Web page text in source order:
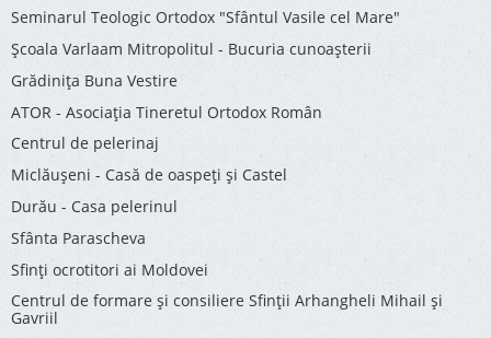
Seminarul Teologic Ortodox "Sfântul Vasile cel Mare"
Şcoala Varlaam Mitropolitul - Bucuria cunoaşterii
Grădinița Buna Vestire
ATOR - Asociaţia Tineretul Ortodox Român
Centrul de pelerinaj
Miclăușeni - Casă de oaspeţi şi Castel
Durău - Casa pelerinul
Sfânta Parascheva
Sfinți ocrotitori ai Moldovei
Centrul de formare și consiliere Sfinții Arhangheli Mihail și
Gavriil